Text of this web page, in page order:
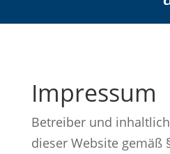
Impressum
Betreiber und
dieser Website gemäß